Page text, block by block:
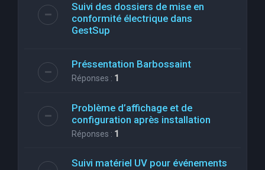
Suivi des dossiers de mise en
conformité électrique dans
GestSup
Préssentation Barbossaint
Réponses : 1
Problème d’affichage et de
configuration après installation
Réponses : 1
Suivi matériel UV pour événements